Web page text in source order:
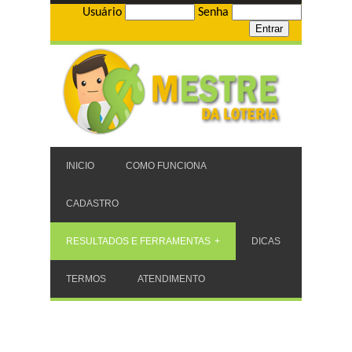
Usuário Senha
INICIO COMO FUNCIONA
CADASTRO
RESULTADOS E FERRAMENTAS DICAS
TERMOS ATENDIMENTO